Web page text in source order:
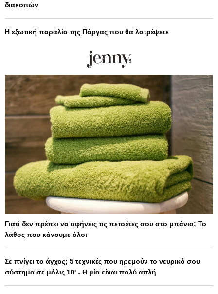
διακοπών
Η εξωτική παραλία της Πάργας που θα λατρέψετε
Γιατί δεν πρέπει να αφήνεις τις πετσέτες σου στο μπάνιο; Το
λάθος που κάνουμε όλοι
Σε πνίγει το άγχος; 5 τεχνικές που ηρεμούν το νευρικό σου
σύστημα σε μόλις 10' - Η μία είναι πολύ απλή